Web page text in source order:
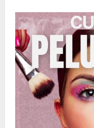
Material
del
Curso
Peluquería,
Maquillaje
y
Uñas